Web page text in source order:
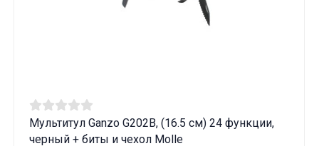
Мультитул Ganzo G202В, (16.5 см) 24 функции,
черный + биты и чехол Molle